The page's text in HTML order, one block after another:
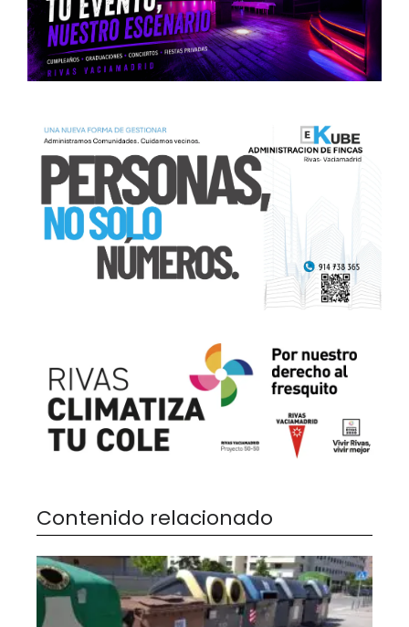
Contenido relacionado